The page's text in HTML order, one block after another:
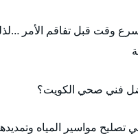
وقت قبل تفاقم الأمر
فني صحي الكويت؟
تصليح مواسير المياه